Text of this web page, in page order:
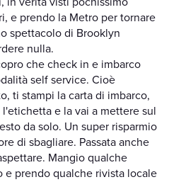
e prendo la Metro per tornare
spettacolo di Brooklyn
nulla.
che check in e imbarco
self service. Cioè
ti stampi la carta di imbarco,
e la vai a mettere sul
da solo. Un super risparmio
di sbagliare. Passata anche
Mangio qualche
e prendo qualche rivista locale